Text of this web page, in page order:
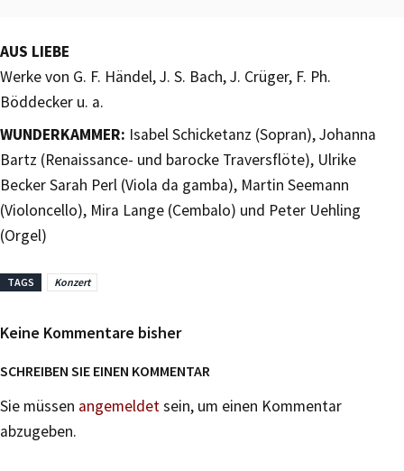
AUS LIEBE
Werke von G. F. Händel, J. S. Bach, J. Crüger, F. Ph.
Böddecker u. a.
WUNDERKAMMER: Isabel Schicketanz (Sopran), Johanna
Bartz (Renaissance- und barocke Traversflöte), Ulrike
Becker Sarah Perl (Viola da gamba), Martin Seemann
(Violoncello), Mira Lange (Cembalo) und Peter Uehling
(Orgel)
TAGS Konzert
Keine Kommentare bisher
SCHREIBEN SIE EINEN KOMMENTAR
Sie müssen angemeldetsein, um einen Kommentar
abzugeben.